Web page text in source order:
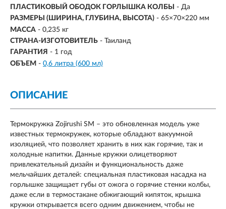
ПЛАСТИКОВЫЙ ОБОДОК ГОРЛЫШКА КОЛБЫ
- Да
РАЗМЕРЫ (ШИРИНА, ГЛУБИНА, ВЫСОТА) - 65×70×220 мм
МАССА - 0,235 кг
СТРАНА-ИЗГОТОВИТЕЛЬ - Таиланд
ГАРАНТИЯ - 1 год
ОБЪЕМ - 0,6 литра (600 мл)
ОПИСАНИЕ
Термокружка Zojirushi SM – это обновленная модель уже
известных термокружек, которые обладают вакуумной
изоляцией, что позволяет хранить в них как горячие, так и
холодные напитки. Данные кружки олицетворяют
привлекательный дизайн и функциональность даже
мельчайших деталей: специальная пластиковая насадка на
горлышке защищает губы от ожога о горячие стенки колбы,
даже если в термостакане обжигающий кипяток, крышка
кружки открывается всего одним движением, чтобы не